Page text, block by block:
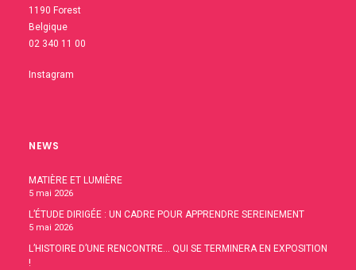
1190 Forest
Belgique
02 340 11 00
Instagram
NEWS
MATIÈRE ET LUMIÈRE
5 mai 2026
L’ÉTUDE DIRIGÉE : UN CADRE POUR APPRENDRE SEREINEMENT
5 mai 2026
L’HISTOIRE D’UNE RENCONTRE… QUI SE TERMINERA EN EXPOSITION
!